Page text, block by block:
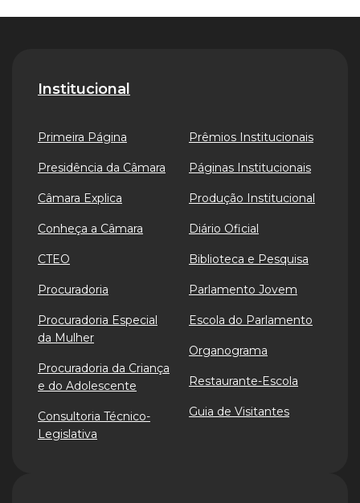
Institucional
Primeira Página
Presidência da Câmara
Câmara Explica
Conheça a Câmara
CTEO
Procuradoria
Procuradoria Especial
da Mulher
Procuradoria da Criança
e do Adolescente
Consultoria Técnico-
Legislativa
Prêmios Institucionais
Páginas Institucionais
Produção Institucional
Diário Oficial
Biblioteca e Pesquisa
Parlamento Jovem
Escola do Parlamento
Organograma
Restaurante-Escola
Guia de Visitantes